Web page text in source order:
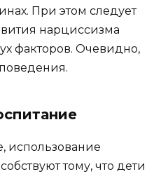
При этом следует
нарциссизма
факторов. Очевидно,
использование
тому, что дети